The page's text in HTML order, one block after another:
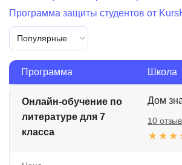
Программа защиты студентов от
Популярные
Программа Школа
Онлайн-обучение по
литературе для 7
класса
Дом
10
Иностранные языки
Soft Skills
ДПО
Детям